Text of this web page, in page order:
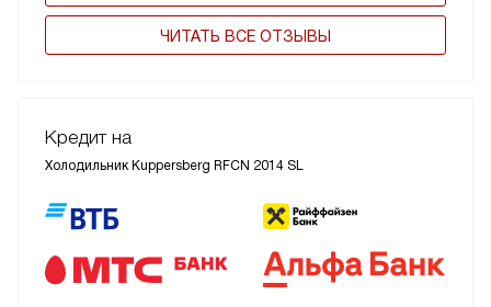
ЧИТАТЬ ВСЕ ОТЗЫВЫ
Кредит на
Холодильник Kuppersberg RFCN 2014 SL